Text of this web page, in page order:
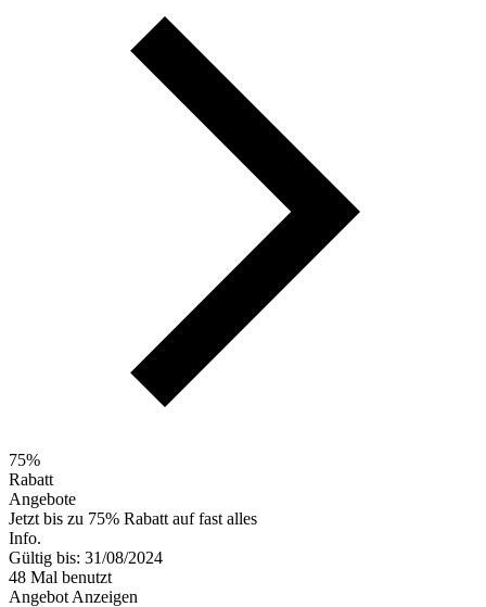
75%
Rabatt
Angebote
Jetzt bis zu 75% Rabatt auf fast alles
Info.
Gültig bis: 31/08/2024
48 Mal benutzt
Angebot Anzeigen